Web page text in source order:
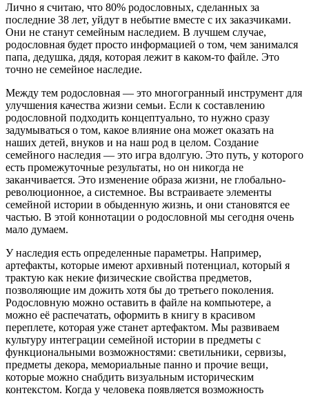
Лично я считаю, что 80% родословных, сделанных за
последние 38 лет, уйдут в небытие вместе с их заказчиками.
Они не станут семейным наследием. В лучшем случае,
родословная будет просто информацией о том, чем занимался
папа, дедушка, дядя, которая лежит в каком-то файле. Это
точно не семейное наследие.
Между тем родословная — это многогранный инструмент для
улучшения качества жизни семьи. Если к составлению
родословной подходить концептуально, то нужно сразу
задумываться о том, какое влияние она может оказать на
наших детей, внуков и на наш род в целом. Создание
семейного наследия — это игра вдолгую. Это путь, у которого
есть промежуточные результаты, но он никогда не
заканчивается. Это изменение образа жизни, не глобально-
революционное, а системное. Вы встраиваете элементы
семейной истории в обыденную жизнь, и они становятся ее
частью. В этой коннотации о родословной мы сегодня очень
мало думаем.
У наследия есть определенные параметры. Например,
артефакты, которые имеют архивный потенциал, который я
трактую как некие физические свойства предметов,
позволяющие им дожить хотя бы до третьего поколения.
Родословную можно оставить в файле на компьютере, а
можно её распечатать, оформить в книгу в красивом
переплете, которая уже станет артефактом. Мы развиваем
культуру интеграции семейной истории в предметы с
функциональными возможностями: светильники, сервизы,
предметы декора, мемориальные панно и прочие вещи,
которые можно снабдить визуальным историческим
контекстом. Когда у человека появляется возможность